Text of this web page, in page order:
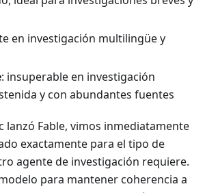
en investigación multilingüe y
: insuperable en investigación
y con abundantes fuentes
lanzó Fable, vimos inmediatamente
exactamente para el tipo de
agente de investigación requiere.
para mantener coherencia a